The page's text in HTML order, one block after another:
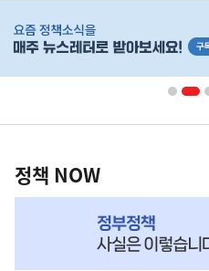
단
배
영
책
NOW,
정책 NOW